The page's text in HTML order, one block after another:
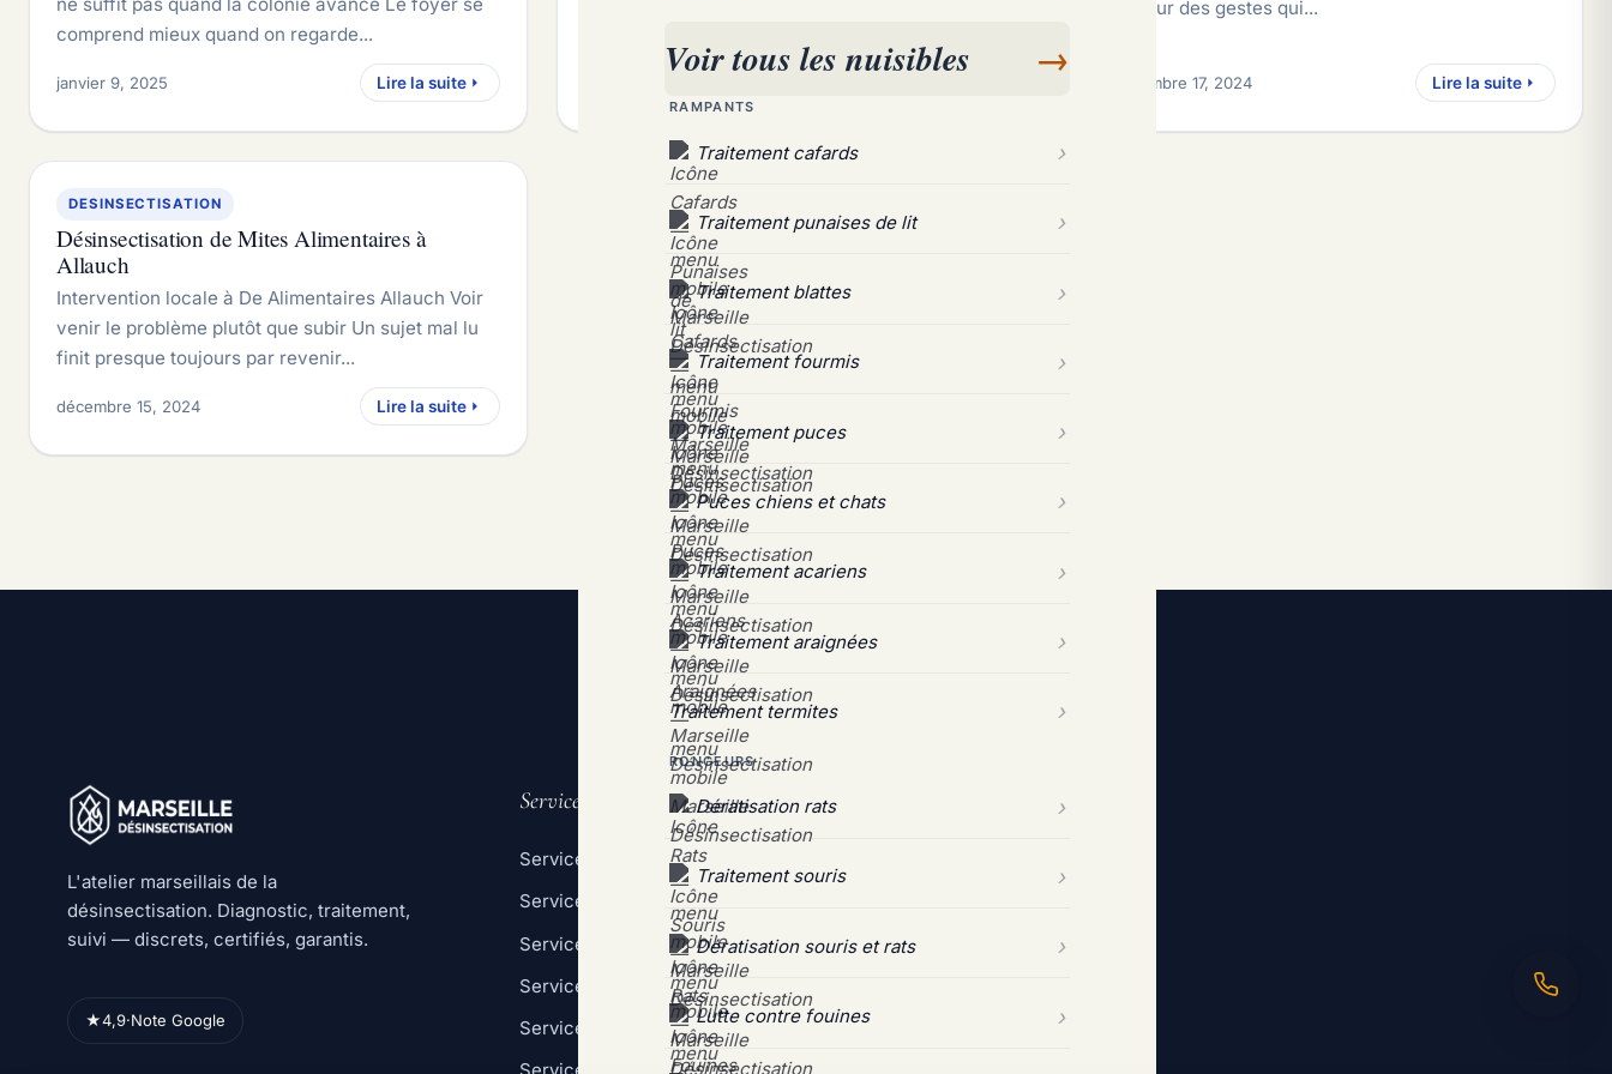
Voir tous les nuisibles →
RAMPANTS
Traitement cafards
Traitement punaises de lit
Traitement blattes
Traitement fourmis
Traitement puces
Puces chiens et chats
Traitement acariens
Traitement araignées
Traitement termites
RONGEURS
Dératisation rats
Traitement souris
Dératisation souris et rats
Lutte contre fouines
comprend mieux quand on regarde...
janvier 9, 2025 Lire la suite
rigueur des gestes qui...
décembre 17, 2024 Lire la suite
DESINSECTISATION
Désinsectisation de Mites Alimentaires à
Allauch
Intervention locale à De Alimentaires Allauch Voir
venir le problème plutôt que subir Un sujet mal lu
finit presque toujours par revenir...
décembre 15, 2024 Lire la suite
L'atelier marseillais de la
désinsectisation. Diagnostic, traitement,
suivi — discrets, certifiés, garantis.
★4,9·Note Google
Services
Service Désinsectisation
Service Dératisation
Service Dépigeonnage
Service Destruction de nids
Service Contrats pro
Nos tarifs détaillés
Politique de confidentialité